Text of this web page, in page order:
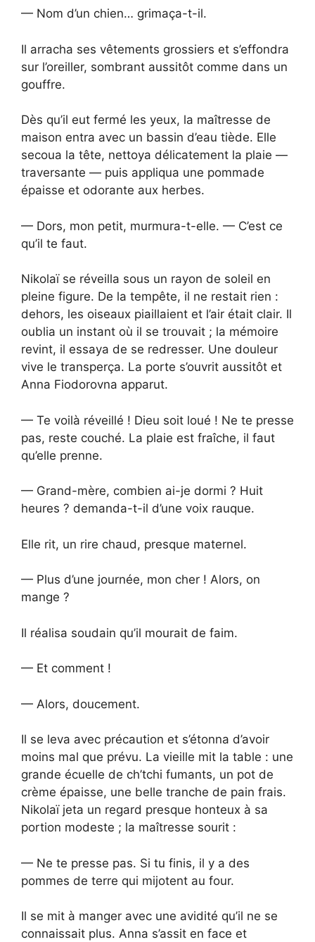
— Nom d’un chien… grimaça-t-il.
Il arracha ses vêtements grossiers et s’effondra
sur l’oreiller, sombrant aussitôt comme dans un
gouffre.
Dès qu’il eut fermé les yeux, la maîtresse de
maison entra avec un bassin d’eau tiède. Elle
secoua la tête, nettoya délicatement la plaie —
traversante — puis appliqua une pommade
épaisse et odorante aux herbes.
— Dors, mon petit, murmura-t-elle. — C’est ce
qu’il te faut.
Nikolaï se réveilla sous un rayon de soleil en
pleine figure. De la tempête, il ne restait rien :
dehors, les oiseaux piaillaient et l’air était clair. Il
oublia un instant où il se trouvait ; la mémoire
revint, il essaya de se redresser. Une douleur
vive le transperça. La porte s’ouvrit aussitôt et
Anna Fiodorovna apparut.
— Te voilà réveillé ! Dieu soit loué ! Ne te presse
pas, reste couché. La plaie est fraîche, il faut
qu’elle prenne.
— Grand-mère, combien ai-je dormi ? Huit
heures ? demanda-t-il d’une voix rauque.
Elle rit, un rire chaud, presque maternel.
— Plus d’une journée, mon cher ! Alors, on
mange ?
Il réalisa soudain qu’il mourait de faim.
— Et comment !
— Alors, doucement.
Il se leva avec précaution et s’étonna d’avoir
moins mal que prévu. La vieille mit la table : une
grande écuelle de ch’tchi fumants, un pot de
crème épaisse, une belle tranche de pain frais.
Nikolaï jeta un regard presque honteux à sa
portion modeste ; la maîtresse sourit :
— Ne te presse pas. Si tu finis, il y a des
pommes de terre qui mijotent au four.
Il se mit à manger avec une avidité qu’il ne se
connaissait plus. Anna s’assit en face et